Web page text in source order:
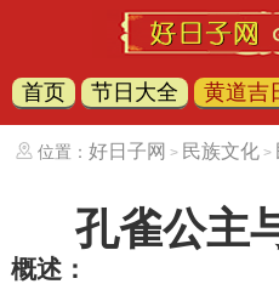
首页 节日大全 黄道吉
位置： 好日子网 > 民族文化>
孔雀公主
概述：